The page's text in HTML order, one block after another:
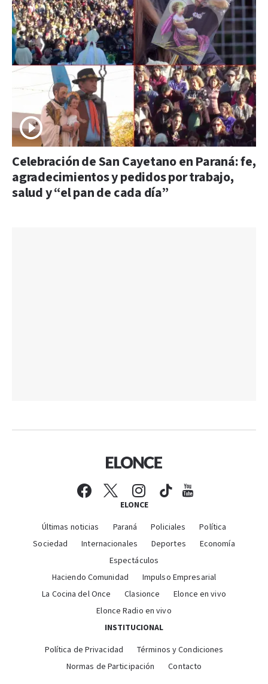
Celebración de San Cayetano en Paraná: fe,
agradecimientos y pedidos por trabajo,
salud y “el pan de cada día”
ELONCE
Últimas noticias Paraná Policiales
Política
Sociedad
Internacionales Deportes
Economía
Espectáculos
Haciendo Comunidad
Impulso Empresarial
La Cocina del Once
Clasionce
Elonce en vivo
Elonce Radio en vivo
INSTITUCIONAL
Política de Privacidad
Términos y Condiciones
Normas de Participación
Contacto